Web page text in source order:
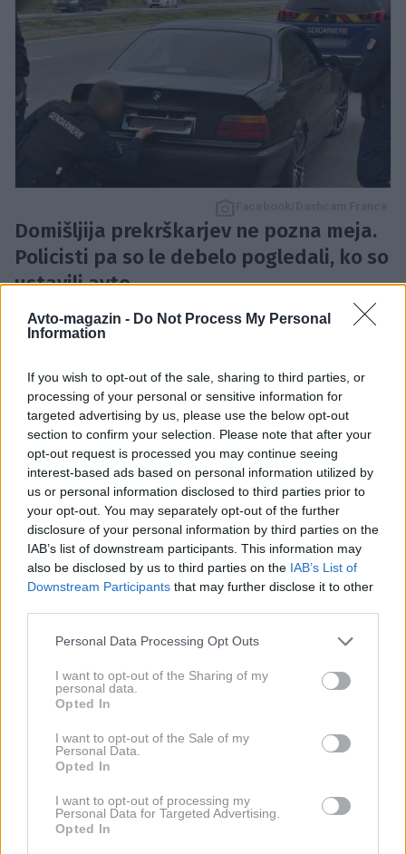
Avto-magazin - Do Not Process My Personal
Information
If you wish to opt-out of the sale, sharing to third parties, or
processing of your personal or sensitive information for
targeted advertising by us, please use the below opt-out
section to confirm your selection. Please note that after your
opt-out request is processed you may continue seeing
interest-based ads based on personal information utilized by
us or personal information disclosed to third parties prior to
your opt-out. You may separately opt-out of the further
disclosure of your personal information by third parties on the
IAB’s list of downstream participants. This information may
also be disclosed by us to third parties on the IAB’s List of
Downstream Participants that may further disclose it to other
Please note that this website/app uses one or more Google
not limited to your visit or usage behaviour. You may click to
grant or deny consent to Google and its third-party tags to
use your data for below specified purposes in below Google
consent section.
Personal Data Processing Opt Outs
I want to opt-out of the Sharing of my
personal data.
Opted In
I want to opt-out of the Sale of my
Personal Data.
Opted In
I want to opt-out of processing my
Personal Data for Targeted Advertising.
Opted In
Domišljija prekrškarjev ne pozna meja.
Policisti pa so le debelo pogledali, ko so
ustavili avto.
Francoski policisti so med običajnim nadzorom
prometa naleteli na BMW, ki je skrival precej
sistemom, ki je omogočal menjavo registrskih tablic
s pritiskom na gumb.
Pozornost policistov je najprej pritegnila neobičajna
registrska oznaka. Med preverjanjem vozila so
ugotovili, da se prikazana tablica ne ujema več s tisto,
ki so jo opazili ob zaustavitvi. Nadaljnji pregled je
razkril mehanizem za obračanje oziroma menjavo
registrskih oznak, ki ga je bilo mogoče upravljati